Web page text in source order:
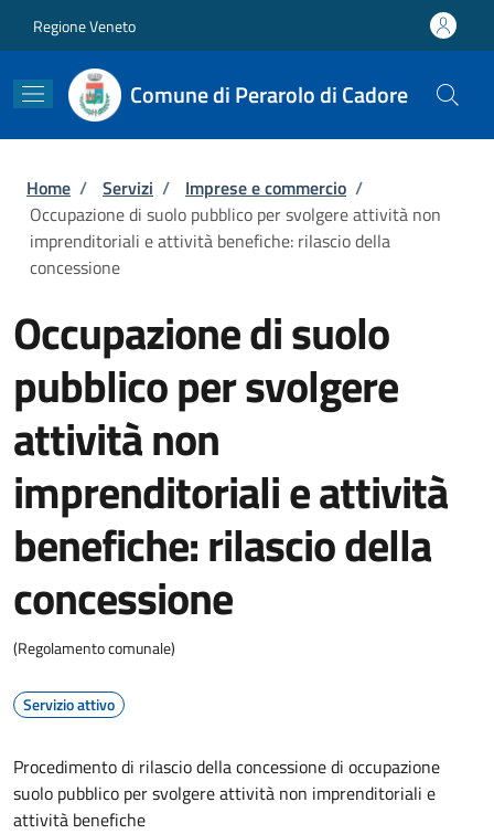
Regione Veneto
Comune di Perarolo di Cadore
Briciole di pane
Home / Servizi / Imprese e commercio /
Occupazione di suolo pubblico per svolgere attività non
imprenditoriali e attività benefiche: rilascio della
concessione
Occupazione di suolo
pubblico per svolgere
attività non
imprenditoriali e attività
benefiche: rilascio della
concessione
(Regolamento comunale)
Servizio attivo
Procedimento di rilascio della concessione di occupazione
suolo pubblico per svolgere attività non imprenditoriali e
attività benefiche